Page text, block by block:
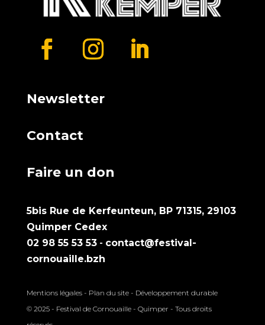
Newsletter
Contact
Faire un don
5bis Rue de Kerfeunteun, BP 71315, 29103
Quimper Cedex
02 98 55 53 53- contact@festival-
cornouaille.bzh
Mentions légales- Plan du site- Développement durable
© 2025 - Festival de Cornouaille - Quimper - Tous droits